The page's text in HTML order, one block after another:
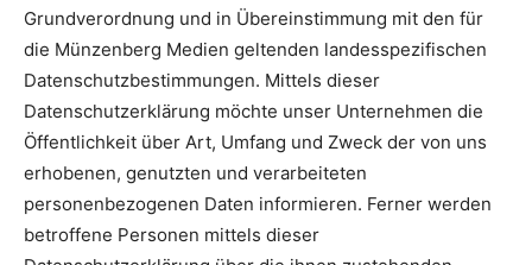
Grundverordnung und in Übereinstimmung mit den für
die Münzenberg Medien geltenden landesspezifischen
Datenschutzbestimmungen. Mittels dieser
Datenschutzerklärung möchte unser Unternehmen die
Öffentlichkeit über Art, Umfang und Zweck der von uns
erhobenen, genutzten und verarbeiteten
personenbezogenen Daten informieren. Ferner werden
betroffene Personen mittels dieser